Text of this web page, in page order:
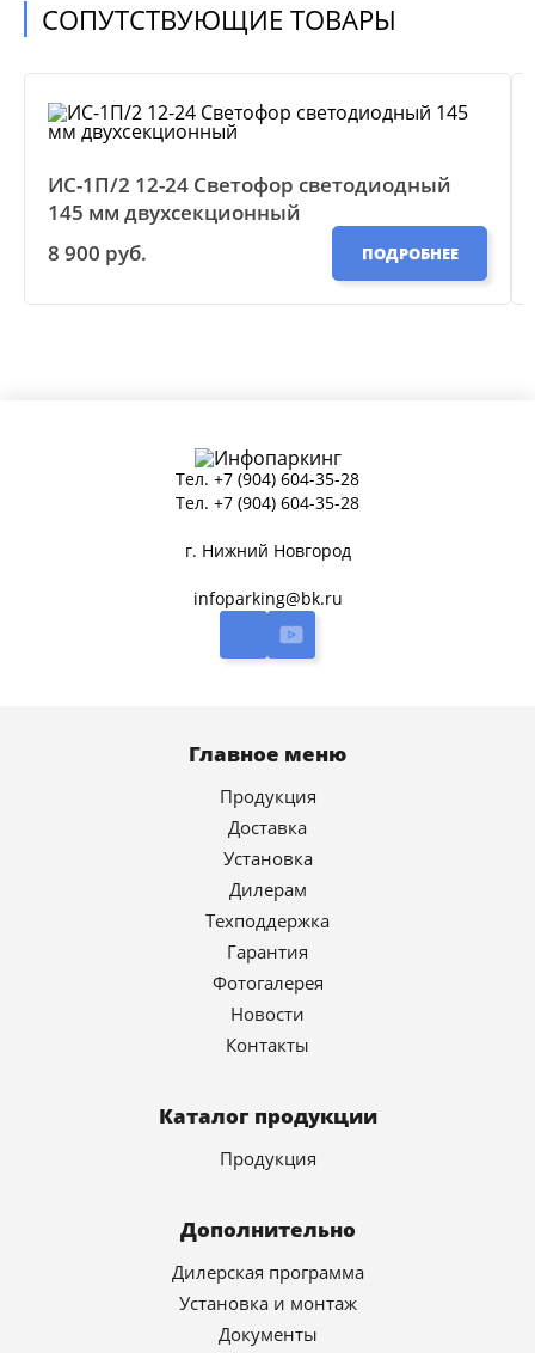
СОПУТСТВУЮЩИЕ ТОВАРЫ
ИС-1П/2 12-24 Светофор светодиодный
145 мм двухсекционный
8 900 руб.
ПОДРОБНЕЕ
Тел. +7 (904) 604-35-28
Тел. +7 (904) 604-35-28
г. Нижний Новгород
infoparking@bk.ru
Главное меню
Продукция
Доставка
Установка
Дилерам
Техподдержка
Гарантия
Фотогалерея
Новости
Контакты
Каталог продукции
Продукция
Дополнительно
Дилерская программа
Установка и монтаж
Документы